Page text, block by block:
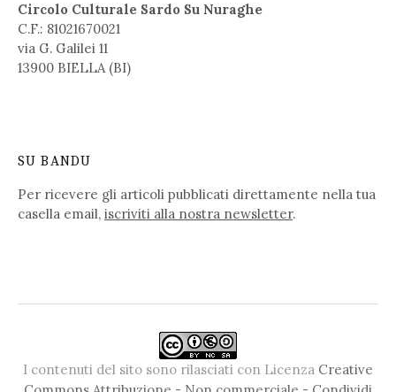
Circolo Culturale Sardo Su Nuraghe
C.F.: 81021670021
via G. Galilei 11
13900 BIELLA (BI)
SU BANDU
Per ricevere gli articoli pubblicati direttamente nella tua
casella email, iscriviti alla nostra newsletter.
I contenuti del sito sono rilasciati con Licenza Creative